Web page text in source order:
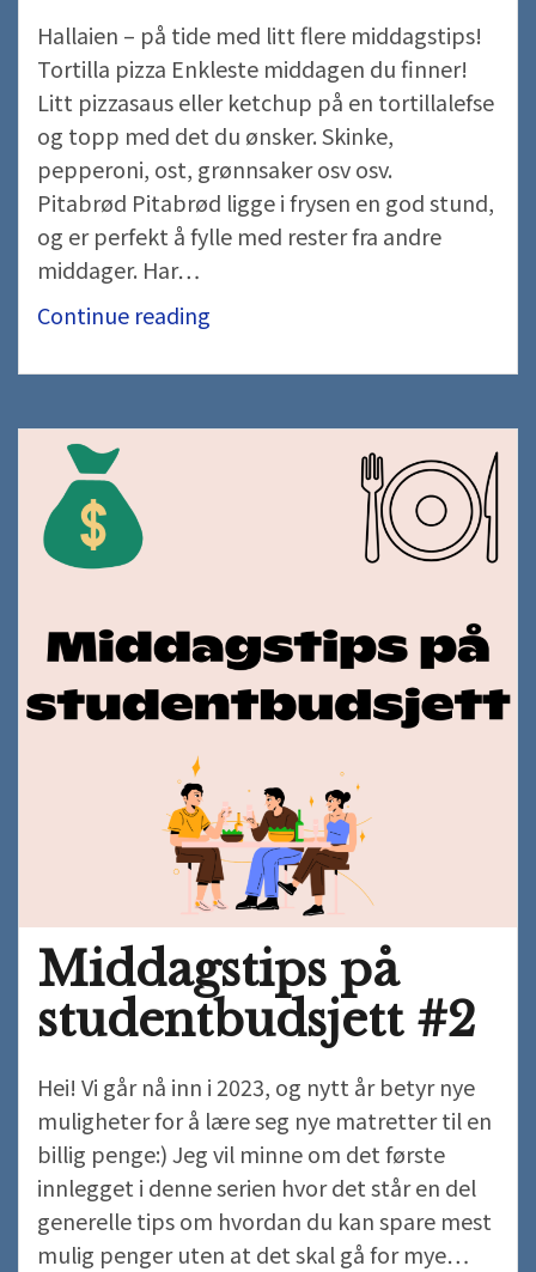
Hallaien – på tide med litt flere middagstips!
Tortilla pizza Enkleste middagen du finner!
Litt pizzasaus eller ketchup på en tortillalefse
og topp med det du ønsker. Skinke,
pepperoni, ost, grønnsaker osv osv.
Pitabrød Pitabrød ligge i frysen en god stund,
og er perfekt å fylle med rester fra andre
middager. Har…
Continue reading
studentbudsjett
Middagstips på
studentbudsjett #2
Hei! Vi går nå inn i 2023, og nytt år betyr nye
muligheter for å lære seg nye matretter til en
billig penge:) Jeg vil minne om det første
innlegget i denne serien hvor det står en del
generelle tips om hvordan du kan spare mest
mulig penger uten at det skal gå for mye…